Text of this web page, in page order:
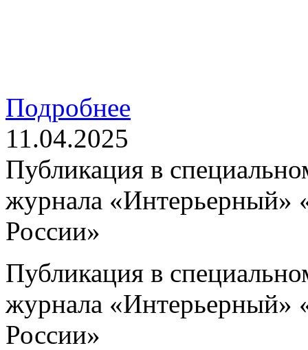
Подробнее
11.04.2025
Публикация в
журнала «Интерьерный»
России»
Публикация в
журнала «Интерьерный»
России»